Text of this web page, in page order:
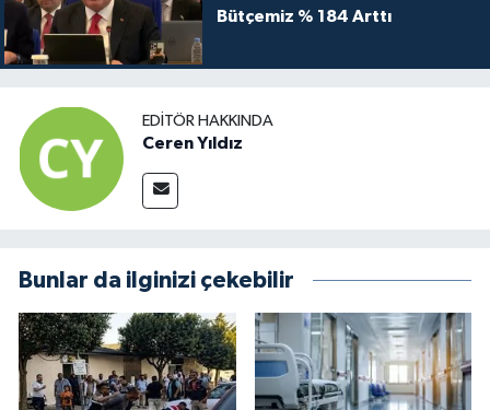
Bütçemiz % 184 Arttı
EDITÖR HAKKINDA
Ceren Yıldız
Bunlar da ilginizi çekebilir